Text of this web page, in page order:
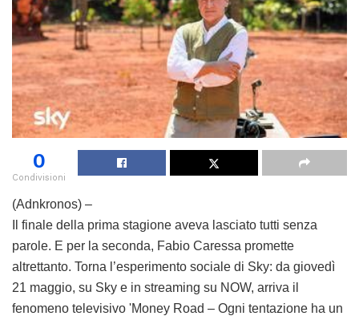
0
Condivisioni
(Adnkronos) –
Il finale della prima stagione aveva lasciato tutti senza
parole. E per la seconda, Fabio Caressa promette
altrettanto. Torna l’esperimento sociale di Sky: da giovedì
21 maggio, su Sky e in streaming su NOW, arriva il
fenomeno televisivo 'Money Road – Ogni tentazione ha un